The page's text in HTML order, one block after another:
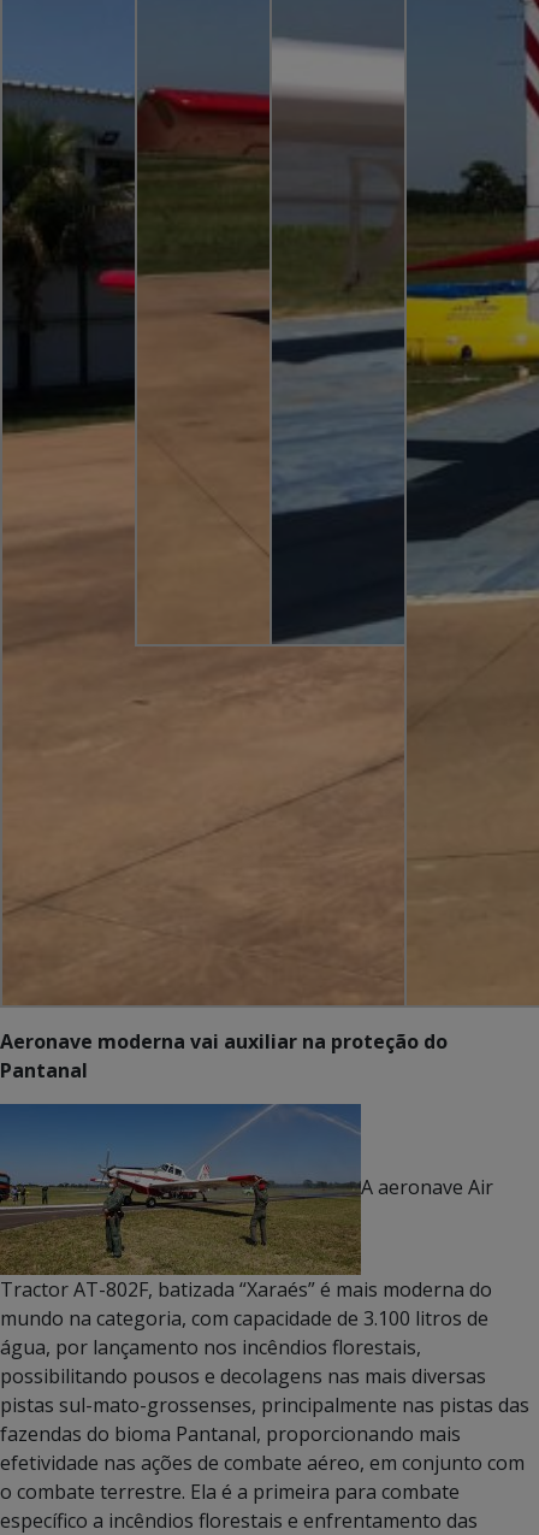
Aeronave moderna vai auxiliar na proteção do
Pantanal
A aeronave Air
Tractor AT-802F, batizada “Xaraés” é mais moderna do
mundo na categoria, com capacidade de 3.100 litros de
água, por lançamento nos incêndios florestais,
possibilitando pousos e decolagens nas mais diversas
pistas sul-mato-grossenses, principalmente nas pistas das
fazendas do bioma Pantanal, proporcionando mais
efetividade nas ações de combate aéreo, em conjunto com
o combate terrestre. Ela é a primeira para combate
específico a incêndios florestais e enfrentamento das